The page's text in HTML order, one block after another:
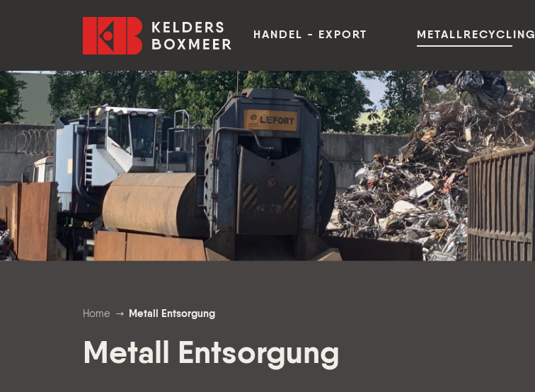
Kelders Boxmeer
HANDEL - EXPORT
METALLRECYCLING
Home Metall Entsorgung
Metall Entsorgung